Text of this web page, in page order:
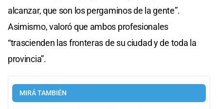
alcanzar, que son los pergaminos de la gente”.
Asimismo, valoró que ambos profesionales
“trascienden las fronteras de su ciudad y de toda la
provincia”.
MIRÁ TAMBIÉN